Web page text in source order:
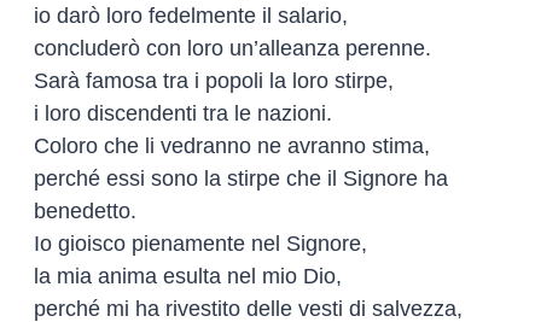
io darò loro fedelmente il salario,
concluderò con loro un’alleanza perenne.
Sarà famosa tra i popoli la loro stirpe,
i loro discendenti tra le nazioni.
Coloro che li vedranno ne avranno stima,
perché essi sono la stirpe che il Signore ha
benedetto.
Io gioisco pienamente nel Signore,
la mia anima esulta nel mio Dio,
perché mi ha rivestito delle vesti di salvezza,